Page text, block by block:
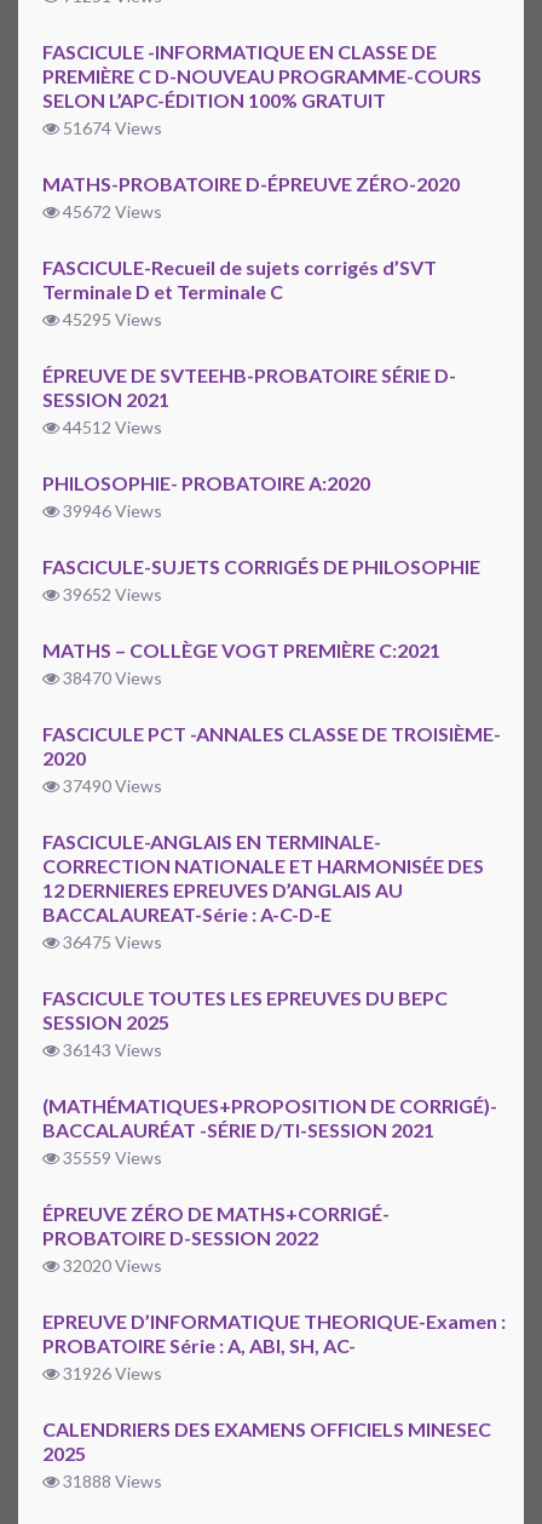
FASCICULE -INFORMATIQUE EN CLASSE DE
PREMIÈRE C D-NOUVEAU PROGRAMME-COURS
SELON L’APC-ÉDITION 100% GRATUIT
51674 Views
MATHS-PROBATOIRE D-ÉPREUVE ZÉRO-2020
45672 Views
FASCICULE-Recueil de sujets corrigés d’SVT
Terminale D et Terminale C
45295 Views
ÉPREUVE DE SVTEEHB-PROBATOIRE SÉRIE D-
SESSION 2021
44512 Views
PHILOSOPHIE- PROBATOIRE A:2020
39946 Views
FASCICULE-SUJETS CORRIGÉS DE PHILOSOPHIE
39652 Views
MATHS – COLLÈGE VOGT PREMIÈRE C:2021
38470 Views
FASCICULE PCT -ANNALES CLASSE DE TROISIÈME-
2020
37490 Views
FASCICULE-ANGLAIS EN TERMINALE-
CORRECTION NATIONALE ET HARMONISÉE DES
12 DERNIERES EPREUVES D’ANGLAIS AU
BACCALAUREAT-Série : A-C-D-E
36475 Views
FASCICULE TOUTES LES EPREUVES DU BEPC
SESSION 2025
36143 Views
(MATHÉMATIQUES+PROPOSITION DE CORRIGÉ)-
BACCALAURÉAT -SÉRIE D/TI-SESSION 2021
35559 Views
ÉPREUVE ZÉRO DE MATHS+CORRIGÉ-
PROBATOIRE D-SESSION 2022
32020 Views
EPREUVE D’INFORMATIQUE THEORIQUE-Examen :
PROBATOIRE Série : A, ABI, SH, AC-
31926 Views
CALENDRIERS DES EXAMENS OFFICIELS MINESEC
2025
31888 Views